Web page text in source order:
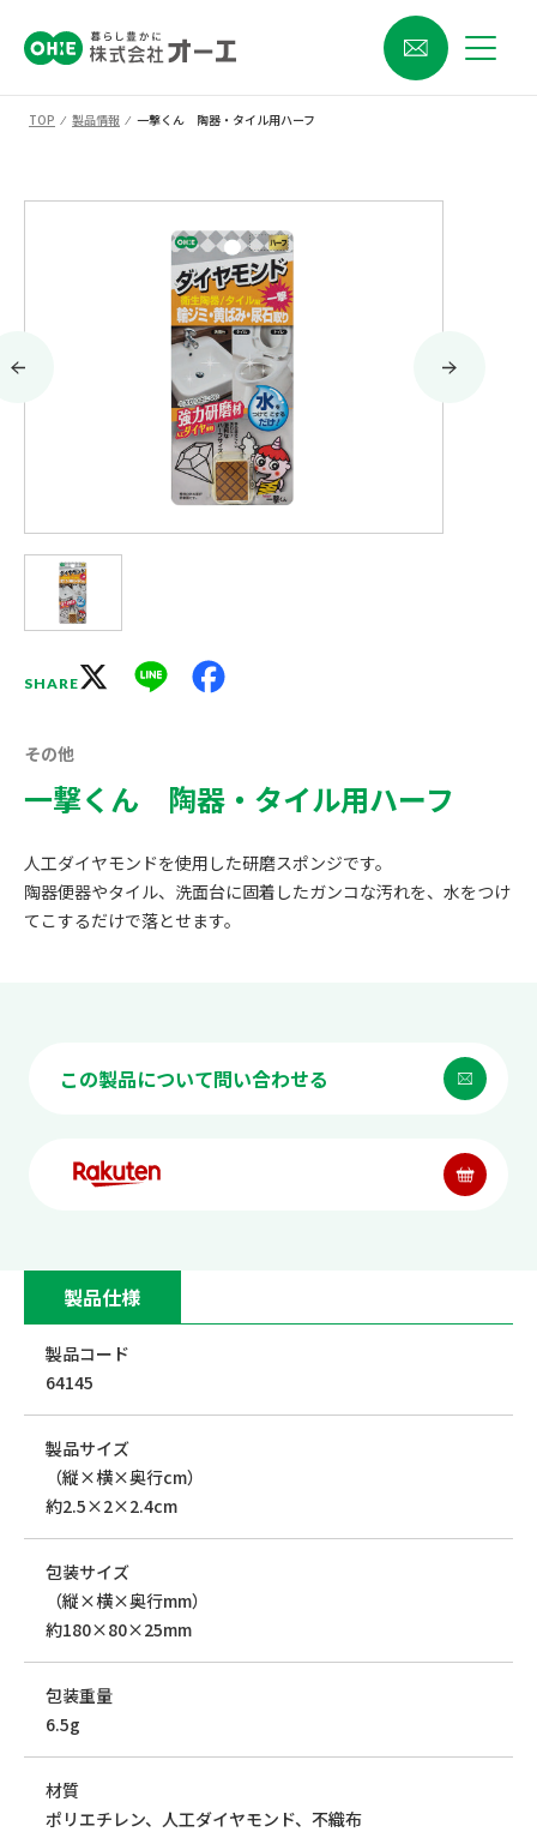
TOP ⁄ 製品情報 ⁄ 一撃くん 陶器・タイル用ハーフ
SHARE Line
その他
一撃くん 陶器・タイル用ハーフ
人工ダイヤモンドを使用した研磨スポンジです。
陶器便器やタイル、洗面台に固着したガンコな汚れを、水をつけ
てこするだけで落とせます。
製品仕様
製品コード
64145
製品サイズ
（縦×横×奥行cm）
約2.5×2×2.4cm
包装サイズ
（縦×横×奥行mm）
約180×80×25mm
包装重量
6.5g
材質
ポリエチレン、人工ダイヤモンド、不織布
この製品について問い合わせる